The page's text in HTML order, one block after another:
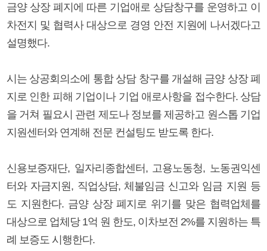
금양 상장 폐지에 따른 기업애로 상담창구를 운영하고 이
차전지 및 협력사 대상으로 경영 안전 지원에 나서겠다고
설명했다.
시는 상공회의소에 통합 상담 창구를 개설해 금양 상장 폐
지로 인한 피해 기업이나 기업 애로사항을 접수한다. 상담
을 거쳐 필요시 관련 제도나 정보를 제공하고 원스톱 기업
지원센터와 연계해 전문 컨설팅도 받도록 한다.
신용보증재단, 일자리종합센터, 고용노동청, 노동권익센
터와 자금지원, 직업상담, 체불임금 신고와 임금 지원 등
도 지원한다. 금양 상장 폐지로 위기를 맞은 협력업체를
대상으로 업체당 1억 원 한도, 이차보전 2%를 지원하는 특
례 보증도 시행한다.